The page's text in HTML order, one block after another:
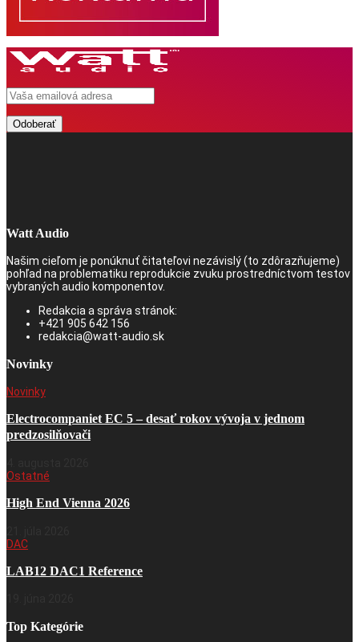
Watt Audio
Našim cieľom je ponúknuť čitateľovi nezávislý (to zdôrazňujeme)
pohľad na problematiku reprodukcie zvuku prostredníctvom testov
vybraných audio komponentov.
Redakcia a správa stránok:
+421 905 642 156
redakcia@watt-audio.sk
Novinky
Novinky
Electrocompaniet EC 5 – desať rokov vývoja v jednom
predzosilňovači
Ostatné
High End Vienna 2026
DAC
LAB12 DAC1 Reference
Top Kategórie